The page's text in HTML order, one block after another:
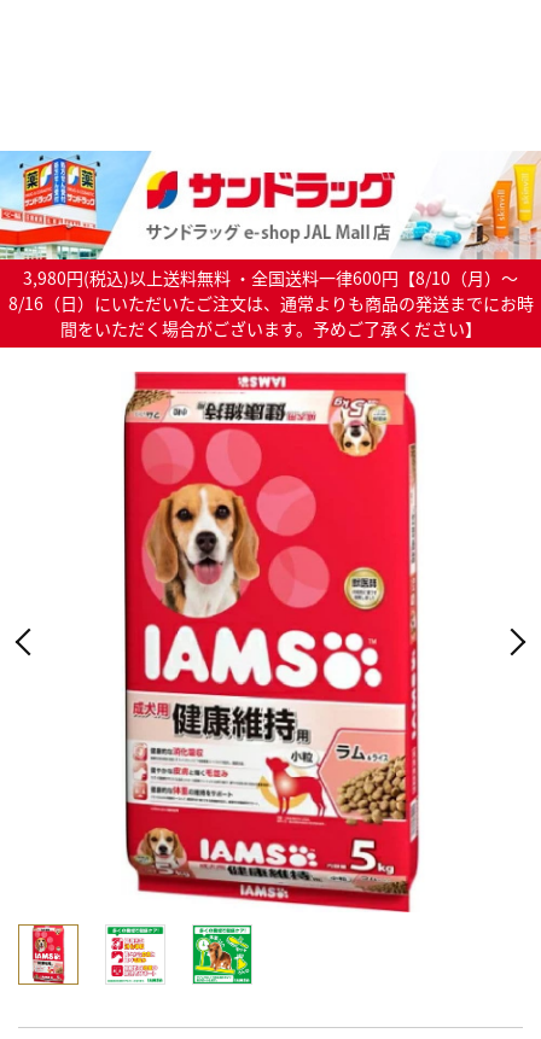
3,980円(税込)以上送料無料 ・全国送料一律600円【8/10（月）～
8/16（日）にいただいたご注文は、通常よりも商品の発送までにお時
間をいただく場合がございます。予めご了承ください】